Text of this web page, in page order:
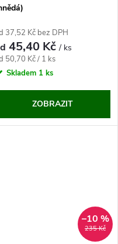
37,52 Kč bez DPH
45,40 Kč/ ks
50,70 Kč / 1 ks
Skladem 1 ks
ZOBRAZIT
235 Kč
–10 %